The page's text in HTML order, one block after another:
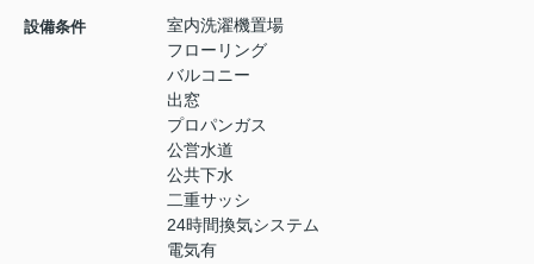
設備条件
室内洗濯機置場
フローリング
バルコニー
出窓
プロパンガス
公営水道
公共下水
二重サッシ
24時間換気システム
電気有